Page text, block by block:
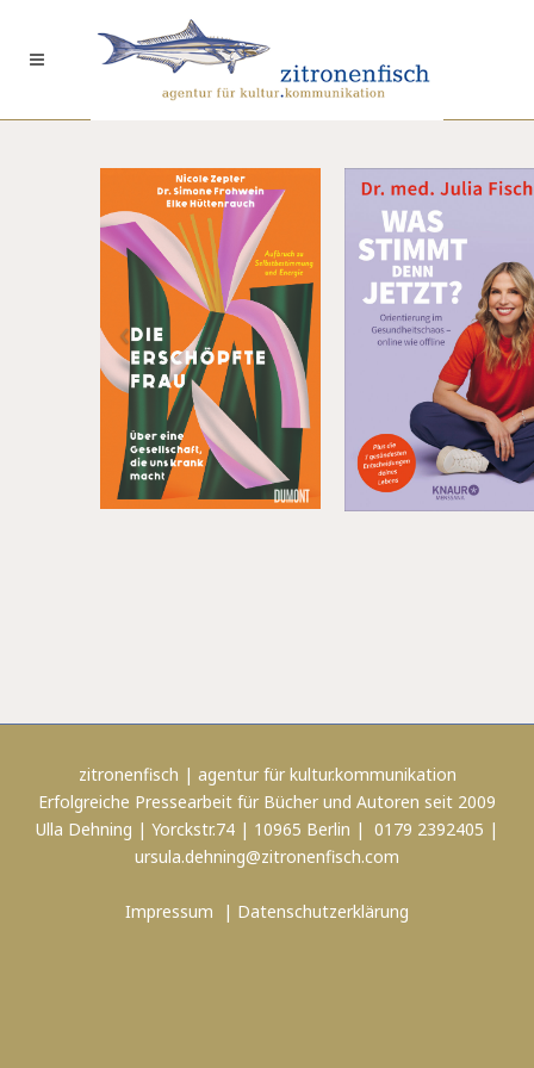
zitronenfisch | agentur für kultur.kommunikation
Erfolgreiche Pressearbeit für Bücher und Autoren seit 2009
Ulla Dehning | Yorckstr.74 | 10965 Berlin | 0179 2392405 |
ursula.dehning@zitronenfisch.com
Impressum | Datenschutzerklärung